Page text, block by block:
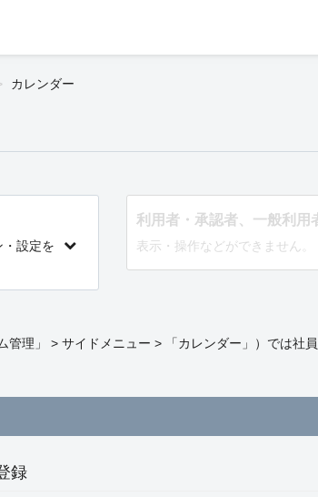
カレンダー
設定を
利用者・承認者、一般利用
表示・操作などができません。
管理」 > サイドメニュー > 「カレンダー」）では社
録